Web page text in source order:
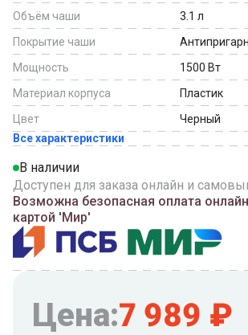
Объём чаши
3.1 л
Покрытие чаши
Мощность
1500 Вт
Материал корпуса
Пластик
Цвет
Черный
Все характеристики
В наличии
Доступен для заказа онлайн и
Возможна безопасная оплата
картой 'Мир'
Цена:7 989 ₽